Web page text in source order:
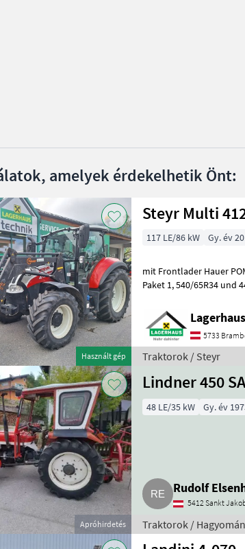
amelyek érdekelhetik Önt:
Használt gép
Steyr Multi
117 LE/86 kW Gy. év
mit Frontlader Hauer
Paket 1, 540/65R34 und 440/65R24 Bereifung, 2 mech. + 2 elekt.
5733
Traktorok / Steyr
Apróhirdetés
Lindner 450 SA
48 LE/35 kW Gy. év
Rudolf
5412 Sankt
Traktorok /